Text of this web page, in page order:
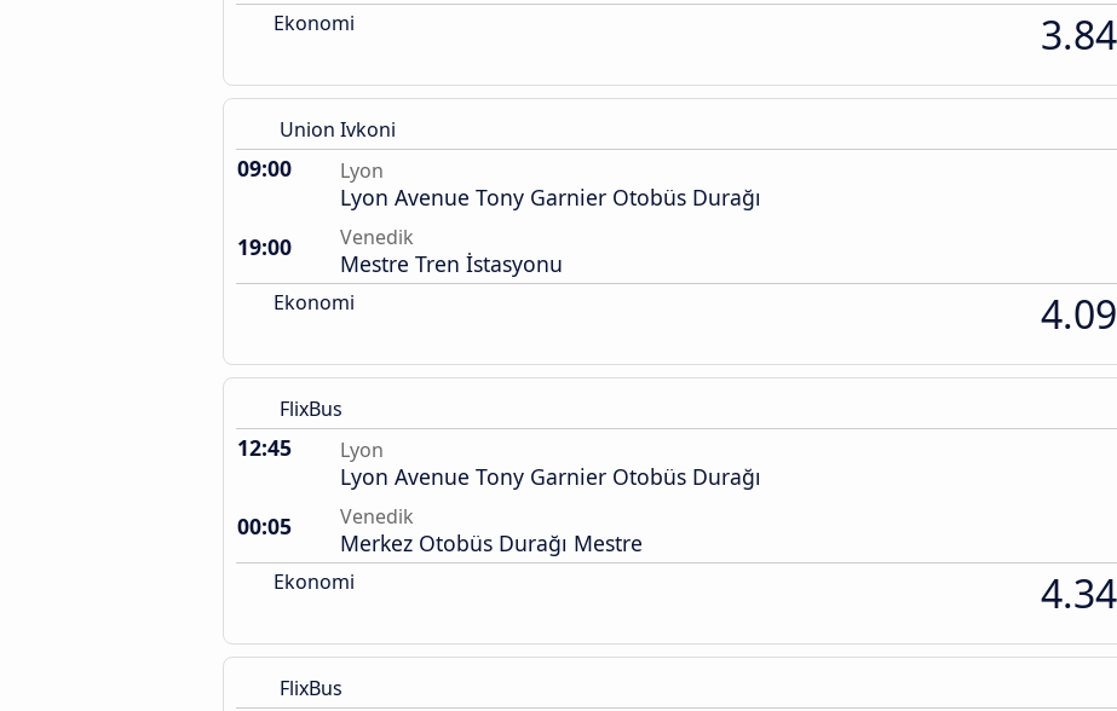
Ekonomi
Union Ivkoni
09:00 Lyon
Lyon Avenue Tony Garnier Otobüs Durağı
19:00
Venedik
Mestre Tren İstasyonu
Ekonomi
FlixBus
12:45 Lyon
Lyon Avenue Tony Garnier Otobüs Durağı
00:05
Venedik
Merkez Otobüs Durağı Mestre
Ekonomi
FlixBus